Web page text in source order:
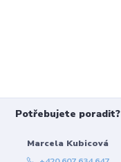
Potřebujete poradit?
Marcela Kubicová